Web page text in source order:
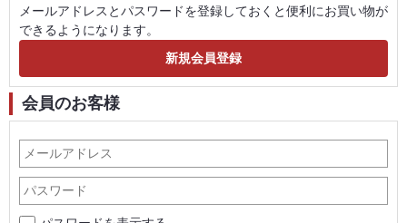
メールアドレスとパスワードを登録しておくと便利にお買い物が
できるようになります。
会員のお客様